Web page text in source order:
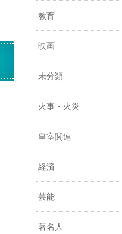
教育
映画
未分類
火事・火災
皇室関連
経済
芸能
著名人